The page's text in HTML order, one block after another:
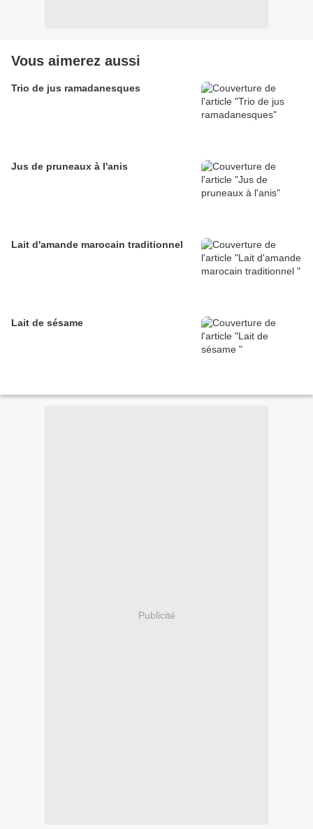
Vous aimerez aussi
Trio de jus ramadanesques
Jus de pruneaux à l'anis
Lait d'amande marocain traditionnel
Lait de sésame
Publicité